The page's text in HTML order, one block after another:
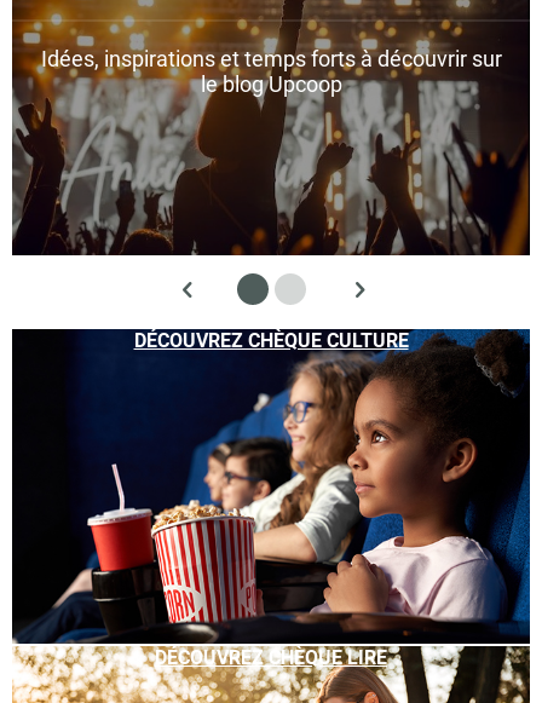
Idées, inspirations et temps forts à découvrir sur
le blog Upcoop
DÉCOUVREZ CHÈQUE CULTURE
DÉCOUVREZ CHÈQUE LIRE